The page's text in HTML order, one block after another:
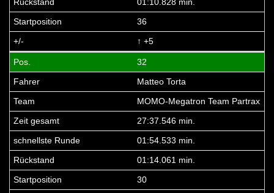
36
↑ +5
32
Matteo Torta
MOMO-Megatron Team Partrax
27:37.546 min.
01:54.533 min.
01:14.061 min.
30